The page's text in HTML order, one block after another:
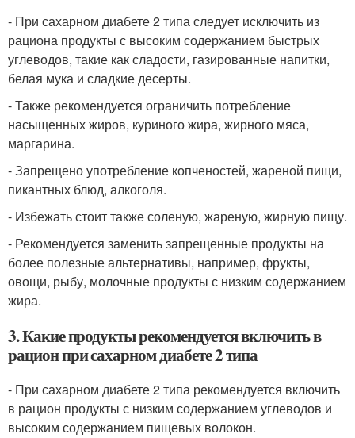
- При сахарном диабете 2 типа следует исключить из
рациона продукты с высоким содержанием быстрых
углеводов, такие как сладости, газированные напитки,
белая мука и сладкие десерты.
- Также рекомендуется ограничить потребление
насыщенных жиров, куриного жира, жирного мяса,
маргарина.
- Запрещено употребление копченостей, жареной пищи,
пикантных блюд, алкоголя.
- Избежать стоит также соленую, жареную, жирную пищу.
- Рекомендуется заменить запрещенные продукты на
более полезные альтернативы, например, фрукты,
овощи, рыбу, молочные продукты с низким содержанием
жира.
3. Какие продукты рекомендуется включить в
рацион при сахарном диабете 2 типа
- При сахарном диабете 2 типа рекомендуется включить
в рацион продукты с низким содержанием углеводов и
высоким содержанием пищевых волокон.